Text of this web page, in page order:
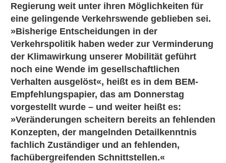
Regierung weit unter ihren Möglichkeiten für
eine gelingende Verkehrswende geblieben sei.
»Bisherige Entscheidungen in der
Verkehrspolitik haben weder zur Verminderung
der Klimawirkung unserer Mobilität geführt
noch eine Wende im gesellschaftlichen
Verhalten ausgelöst«, heißt es in dem BEM-
Empfehlungspapier, das am Donnerstag
vorgestellt wurde – und weiter heißt es:
»Veränderungen scheitern bereits an fehlenden
Konzepten, der mangelnden Detailkenntnis
fachlich Zuständiger und an fehlenden,
fachübergreifenden Schnittstellen.«